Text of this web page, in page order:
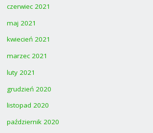
czerwiec 2021
maj 2021
kwiecień 2021
marzec 2021
luty 2021
grudzień 2020
listopad 2020
październik 2020